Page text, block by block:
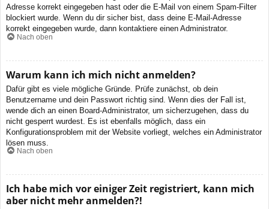
Adresse korrekt eingegeben hast oder die E-Mail von einem Spam-Filter
blockiert wurde. Wenn du dir sicher bist, dass deine E-Mail-Adresse
korrekt eingegeben wurde, dann kontaktiere einen Administrator.
Nach oben
Warum kann ich mich nicht anmelden?
Dafür gibt es viele mögliche Gründe. Prüfe zunächst, ob dein
Benutzername und dein Passwort richtig sind. Wenn dies der Fall ist,
wende dich an einen Board-Administrator, um sicherzugehen, dass du
nicht gesperrt wurdest. Es ist ebenfalls möglich, dass ein
Konfigurationsproblem mit der Website vorliegt, welches ein Administrator
lösen muss.
Nach oben
Ich habe mich vor einiger Zeit registriert, kann mich
aber nicht mehr anmelden?!